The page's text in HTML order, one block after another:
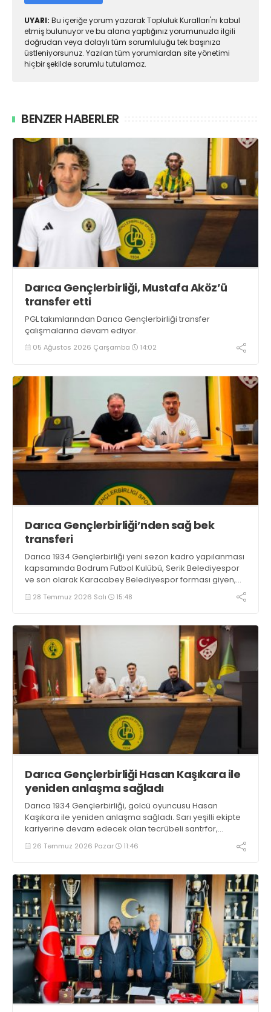
UYARI: Bu içeriğe yorum yazarak Topluluk Kuralları'nı kabul
etmiş bulunuyor ve bu alana yaptığınız yorumunuzla ilgili
doğrudan veya dolaylı tüm sorumluluğu tek başınıza
üstleniyorsunuz. Yazılan tüm yorumlardan site yönetimi
hiçbir şekilde sorumlu tutulamaz.
BENZER HABERLER
Darıca Gençlerbirliği, Mustafa Aköz’ü
transfer etti
PGL takımlarından Darıca Gençlerbirliği transfer
çalışmalarına devam ediyor.
05 Ağustos 2026 Çarşamba 14:02
Darıca Gençlerbirliği’nden sağ bek
transferi
Darıca 1934 Gençlerbirliği yeni sezon kadro yapılanması
kapsamında Bodrum Futbol Kulübü, Serik Belediyespor
ve son olarak Karacabey Belediyespor forması giyen,
sağ bek Osman Kocaağa ile anlaşmaya vardı.
28 Temmuz 2026 Salı 15:48
Darıca Gençlerbirliği Hasan Kaşıkara ile
yeniden anlaşma sağladı
Darıca 1934 Gençlerbirliği, golcü oyuncusu Hasan
Kaşıkara ile yeniden anlaşma sağladı. Sarı yeşilli ekipte
kariyerine devam edecek olan tecrübeli santrfor,
geçtiğimiz sezon takımın hücum hattında önemli bir rol
üstlendi.
26 Temmuz 2026 Pazar 11:46